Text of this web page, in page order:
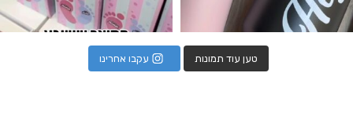
טען עוד תמונות עקבו אחרינו